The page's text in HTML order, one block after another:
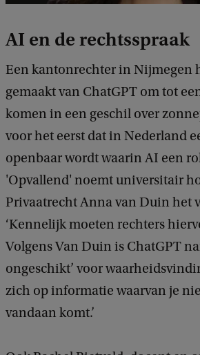
AI en de rechtsspraak
Een kantonrechter in Nijmegen
gemaakt van ChatGPT om tot
komen in een geschil over
voor het eerst dat in Nederland
openbaar wordt waarin AI een
'Opvallend' noemt universitair
Privaatrecht Anna van Duin het
‘Kennelijk moeten rechters
Volgens Van Duin is ChatGPT
ongeschikt’ voor
zich op informatie waarvan je
vandaan komt.’